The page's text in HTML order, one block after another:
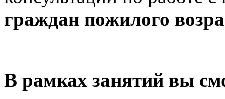
граждан пожилого
В рамках занятий вы